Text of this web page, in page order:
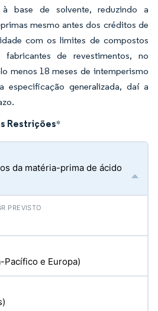
base de solvente, reduzindo a
mesmo antes dos créditos de
com os limites de compostos
de revestimentos, no
menos 18 meses de intemperismo
especificação generalizada, daí a
Restrições*
da matéria-prima de ácido
Pacífico e Europa)